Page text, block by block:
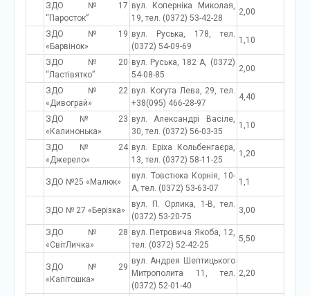
ЗДО №17
“Паросток”
вул. Коперніка Миколая,
19, тел. (0372) 53-42-28
2,00
ЗДО №19
«Барвінок»
вул. Руська, 178, тел.
(0372) 54-09-69
1,10
ЗДО №20
“Ластівятко”
вул. Руська, 182 А, (0372)
54-08-85
2,00
ЗДО №22
«Дивограй»
вул. Когута Лева, 29, тел.
+38(095) 466-28-97
4,40
ЗДО № 23
«Калинонька»
вул. Александрі Васіле,
30, тел. (0372) 56-03-35
1,10
ЗДО № 24
«Джерело»
вул. Еріха Кольбенгаєра,
13, тел. (0372) 58-11-25
1,20
ЗДО №25 «Малюк»
вул. Товстюка Корнія, 10-
А, тел. (0372) 53-63-07
1,1
ЗДО № 27 «Берізка»
вул. П. Орлика, 1-В, тел.
(0372) 53-20-75
3,00
ЗДО №28
«СвітЛичка»
вул. Петровича Якоба, 12,
тел. (0372) 52-42-25
5,50
ЗДО №29
«Капітошка»
вул. Андрея Шептицького
Митрополита 11, тел.
(0372) 52-01-40
2,20